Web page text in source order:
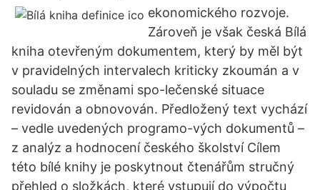
ekonomického rozvoje.
Zároveň je však česká Bílá
kniha otevřeným dokumentem, který by měl být
v pravidelných intervalech kriticky zkoumán a v
souladu se změnami spo-lečenské situace
revidován a obnovován. Předložený text vychází
– vedle uvedených programo-vých dokumentů –
z analýz a hodnocení českého školství Cílem
této bílé knihy je poskytnout čtenářům stručný
přehled o složkách, které vstupují do výpočtu